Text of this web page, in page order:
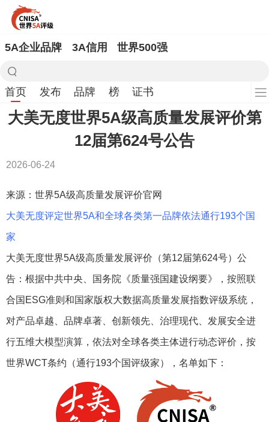
5A企业品牌 3A信用 世界500强
首页 发布 品牌 榜 证书
大美无度世界5A级高质量发展评价第
12届第624号公告
2026-06-24
来源：世界5A级高质量发展评价官网
大美无度评定世界5A和全球各类第一品牌依法通行193个国
家
大美无度世界5A级高质量发展评价（第12届第624号）公
告：根据中共中央、国务院《质量强国建设纲要》，按照联
合国ESG准则和国家版权大数据高质量发展指数评级系统，
对产品卓越、品牌卓著、创新领先、治理现代、发展安全进
行五维大模型演算，依法对全球各类主体进行动态评价，按
世界WCT条约（通行193个国评级家），名单如下：